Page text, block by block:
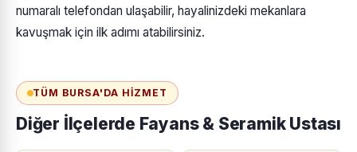
numaralı telefondan ulaşabilir, hayalinizdeki mekanlara
kavuşmak için ilk adımı atabilirsiniz.
TÜM BURSA'DA HIZMET
Diğer İlçelerde Fayans & Seramik Ustası